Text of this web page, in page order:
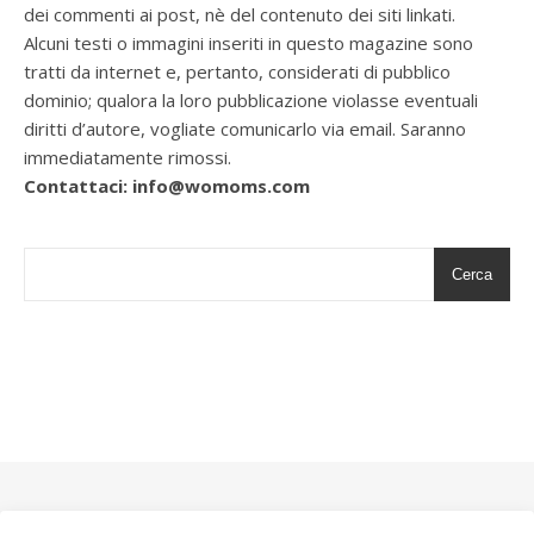
dei commenti ai post, nè del contenuto dei siti linkati.
Alcuni testi o immagini inseriti in questo magazine sono
tratti da internet e, pertanto, considerati di pubblico
dominio; qualora la loro pubblicazione violasse eventuali
diritti d’autore, vogliate comunicarlo via email. Saranno
immediatamente rimossi.
Contattaci: info@womoms.com
Cerca